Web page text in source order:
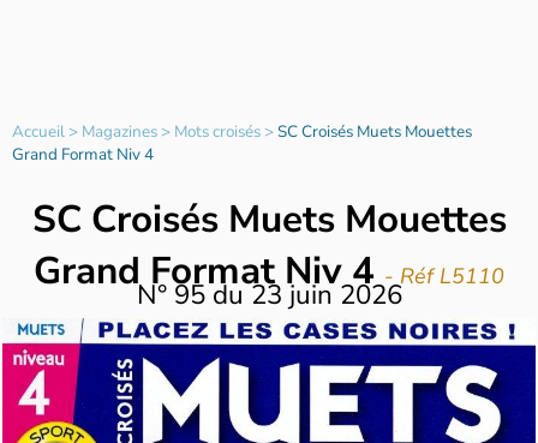
Accueil> Magazines> Mots croisés>SC Croisés Muets Mouettes
Grand Format Niv 4
SC Croisés Muets Mouettes
Grand Format Niv 4- Réf L5110
N°95du23 juin 2026